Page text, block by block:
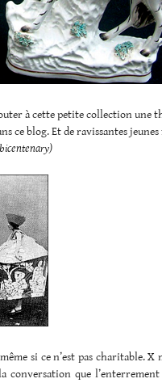
à cette petite collection une
ce blog. Et de ravissantes
si ce n’est pas charitable. X
conversation que